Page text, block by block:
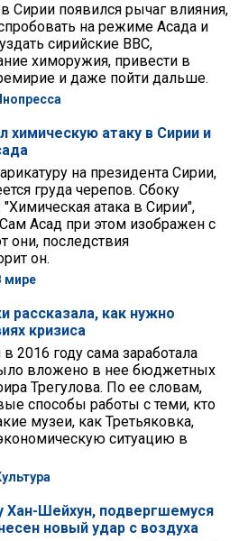
Сирии появился рычаг влияния,
на режиме Асада и
сирийские ВВС,
химоружия, привести в
и даже пойти дальше.
химическую атаку в Сирии и
на президента Сирии,
груда черепов. Сбоку
атака в Сирии",
Асад при этом изображен с
они, последствия
он.
мире
рассказала, как нужно
кризиса
2016 году сама заработала
вложено в нее бюджетных
Трегулова. По ее словам,
способы работы с теми, кто
музеи, как Третьяковка,
ситуацию в
Хан-Шейхун, подвергшемуся
новый удар с воздуха